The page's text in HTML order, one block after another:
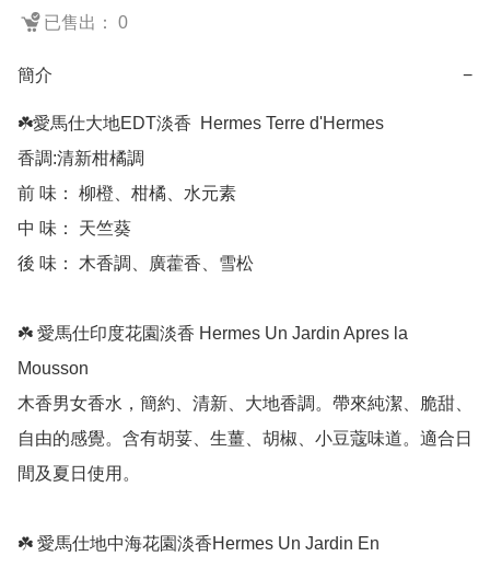
已售出： 0
簡介 −
☘️愛馬仕大地EDT淡香  Hermes Terre d'Hermes
香調:清新柑橘調
前 味： 柳橙、柑橘、水元素
中 味： 天竺葵
後 味： 木香調、廣藿香、雪松
☘️ 愛馬仕印度花園淡香 Hermes Un Jardin Apres la
Mousson
木香男女香水，簡約、清新、大地香調。帶來純潔、脆甜、
自由的感覺。含有胡荽、生薑、胡椒、小豆蔻味道。適合日
間及夏日使用。
☘️ 愛馬仕地中海花園淡香Hermes Un Jardin En